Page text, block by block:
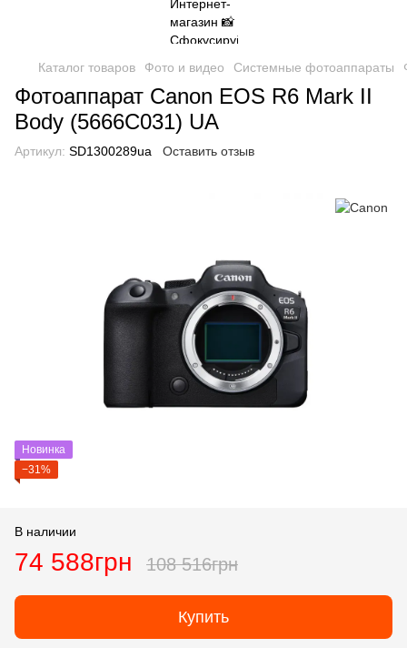
Каталог товаров Фото и видео Системные фотоаппараты
Фотоаппарат Canon EOS R6 Mark II
Body (5666C031) UA
Артикул: SD1300289ua Оставить отзыв
Новинка
−31%
В наличии
74 588грн 108 516грн
Купить